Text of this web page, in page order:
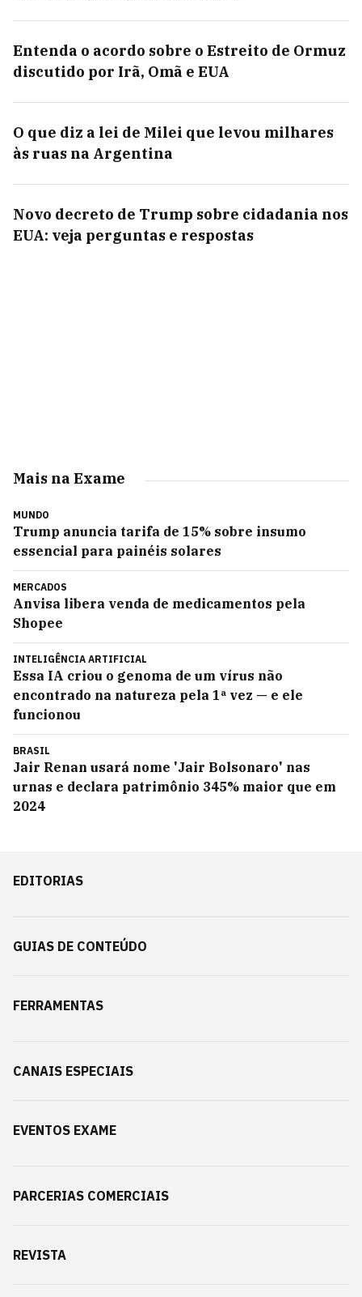
Entenda o acordo sobre o Estreito de Ormuz
discutido por Irã, Omã e EUA
O que diz a lei de Milei que levou milhares
às ruas na Argentina
Novo decreto de Trump sobre cidadania nos
EUA: veja perguntas e respostas
Mais na Exame
MUNDO
Trump anuncia tarifa de 15% sobre insumo
essencial para painéis solares
MERCADOS
Anvisa libera venda de medicamentos pela
Shopee
INTELIGÊNCIA ARTIFICIAL
Essa IA criou o genoma de um vírus não
encontrado na natureza pela 1ª vez — e ele
funcionou
BRASIL
Jair Renan usará nome 'Jair Bolsonaro' nas
urnas e declara patrimônio 345% maior que em
2024
EDITORIAS
GUIAS DE CONTEÚDO
FERRAMENTAS
CANAIS ESPECIAIS
EVENTOS EXAME
PARCERIAS COMERCIAIS
REVISTA